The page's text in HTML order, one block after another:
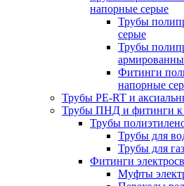
напорные серые
Трубы
серые
Трубы
Фитинги
напорные
Трубы PE-RT и
Трубы ПНД и фитинги
Трубы
Трубы для
Трубы для
Фитинги
Муфты